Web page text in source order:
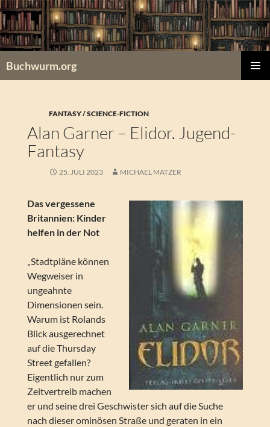
Zum
Inhalt
springen
Buchwurm.org
FANTASY / SCIENCE-FICTION
Alan Garner – Elidor. Jugend-
Fantasy
25. JULI 2023 MICHAEL MATZER
Das vergessene
Britannien: Kinder
helfen in der Not
„Stadtpläne können
Wegweiser in
ungeahnte
Dimensionen sein.
Warum ist Rolands
Blick ausgerechnet
auf die Thursday
Street gefallen?
Eigentlich nur zum
Zeitvertreib machen
er und seine drei Geschwister sich auf die Suche
nach dieser ominösen Straße und geraten in ein